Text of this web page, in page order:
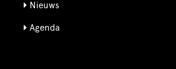
Nieuws
Agenda